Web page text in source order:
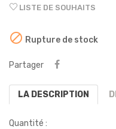
LISTE DE SOUHAITS
 Rupture de stock
Partager
LA DESCRIPTION
Quantité :